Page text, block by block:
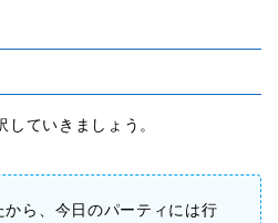
ていきましょう。
から、今日のパーティには行